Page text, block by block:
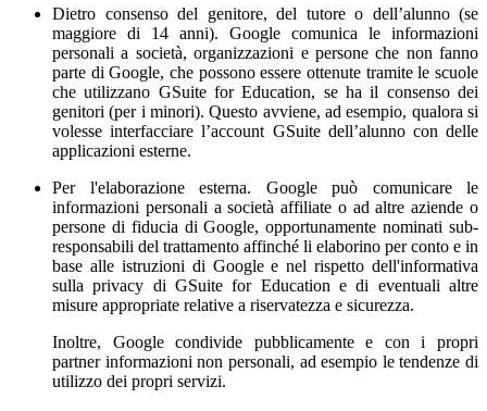
Dietro consenso del genitore, del tutore o dell’alunno (se
maggiore di 14 anni). Google comunica le informazioni
personali a società, organizzazioni e persone che non fanno
parte di Google, che possono essere ottenute tramite le scuole
che utilizzano GSuite for Education, se ha il consenso dei
genitori (per i minori). Questo avviene, ad esempio, qualora si
volesse interfacciare l’account GSuite dell’alunno con delle
applicazioni esterne.
Per l'elaborazione esterna. Google può comunicare le
informazioni personali a società affiliate o ad altre aziende o
persone di fiducia di Google, opportunamente nominati sub-
responsabili del trattamento affinché li elaborino per conto e in
base alle istruzioni di Google e nel rispetto dell'informativa
sulla privacy di GSuite for Education e di eventuali altre
misure appropriate relative a riservatezza e sicurezza.
Inoltre, Google condivide pubblicamente e con i propri
partner informazioni non personali, ad esempio le tendenze di
utilizzo dei propri servizi.